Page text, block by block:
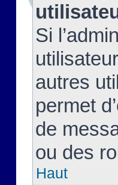
Si
autres
permet
de
ou des
Haut